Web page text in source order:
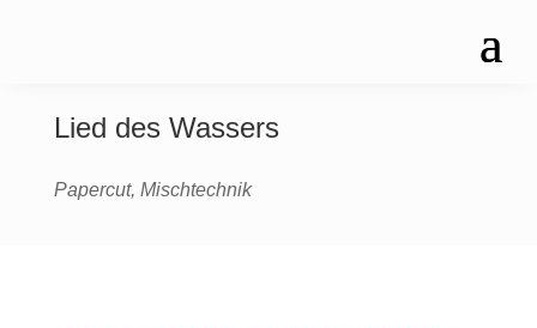
Lied des Wassers
Papercut, Mischtechnik